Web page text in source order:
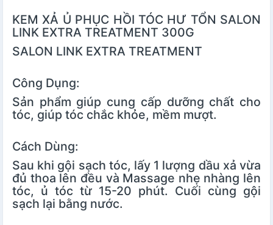
KEM XẢ Ủ PHỤC HỒI TÓC HƯ TỔN SALON
LINK EXTRA TREATMENT 300G
SALON LINK EXTRA TREATMENT
Công Dụng:
Sản phẩm giúp cung cấp dưỡng chất cho
tóc, giúp tóc chắc khỏe, mềm mượt.
Cách Dùng:
Sau khi gội sạch tóc, lấy 1 lượng dầu xả vừa
đủ thoa lên đều và Massage nhẹ nhàng lên
tóc, ủ tóc từ 15-20 phút. Cuối cùng gội
sạch lại bằng nước.